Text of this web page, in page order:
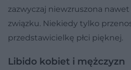
zazwyczaj niewzruszona nawet
związku. Niekiedy tylko
przedstawicielkę płci pięknej.
Libido kobiet i mężczyzn